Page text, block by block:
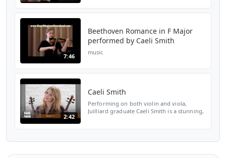
7:46
Beethoven Romance in F Major
performed by Caeli Smith
music
2:42
Caeli Smith
Performing on both violin and viola,
Juilliard graduate Caeli Smith is a stunning,